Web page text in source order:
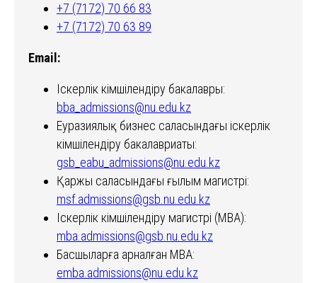
+7 (7172) 70 66 83
+7 (7172) 70 63 89
Email:
Іскерлік әкімшілендіру бакалавры:
bba_admissions@nu.edu.kz
Еуразиялық бизнес саласындағы іскерлік
әкімшілендіру бакалавриаты:
gsb_eabu_admissions@nu.edu.kz
Қаржы саласындағы ғылым магистрі:
msf.admissions@gsb.nu.edu.kz
Іскерлік әкімшілендіру магистрі (MBA):
mba.admissions@gsb.nu.edu.kz
Басшыларға арналған MBA:
emba.admissions@nu.edu.kz